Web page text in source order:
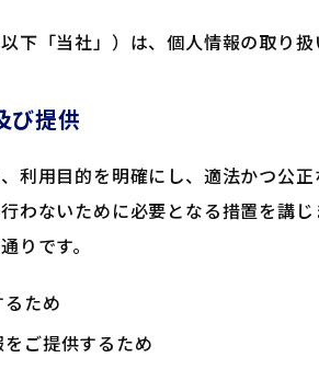
下「当社」）は、個人情報の取り
び提供
利用目的を明確にし、適法かつ公
わないために必要となる措置を講じ
りです。
ため
ご提供するため